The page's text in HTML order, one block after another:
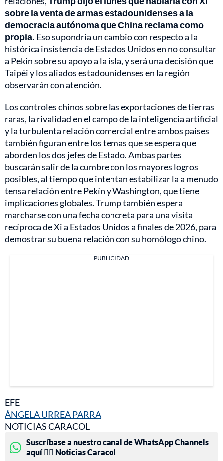
sobre la venta de armas estadounidenses a la
democracia autónoma que China reclama como
propia. Eso supondría un cambio con respecto a la
histórica insistencia de Estados Unidos en no consultar
a Pekín sobre su apoyo a la isla, y será una decisión que
Taipéi y los aliados estadounidenses en la región
observarán con atención.
Los controles chinos sobre las exportaciones de tierras
raras, la rivalidad en el campo de la inteligencia artificial
y la turbulenta relación comercial entre ambos países
también figuran entre los temas que se espera que
aborden los dos jefes de Estado. Ambas partes
buscarán salir de la cumbre con los mayores logros
posibles, al tiempo que intentan estabilizar la a menudo
tensa relación entre Pekín y Washington, que tiene
implicaciones globales. Trump también espera
marcharse con una fecha concreta para una visita
recíproca de Xi a Estados Unidos a finales de 2026, para
demostrar su buena relación con su homólogo chino.
PUBLICIDAD
EFE
ÁNGELA URREA PARRA
NOTICIAS CARACOL
Suscríbase a nuestro canal de WhatsApp Channels
aquí 👉🏻 Noticias Caracol